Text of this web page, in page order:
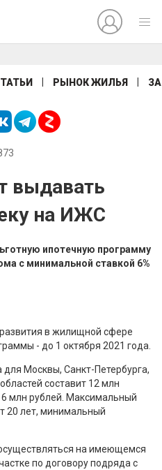
РЫНОК ЖИЛЬЯ
выдавать
на ИЖС
ипотечную программу
с минимальной ставкой 6%
в жилищной сфере
- до 1 октября 2021 года.
Москвы, Санкт-Петербурга,
составит 12 млн
6 млн рублей. Максимальный
20 лет, минимальный
на имеющемся
по договору подряда с